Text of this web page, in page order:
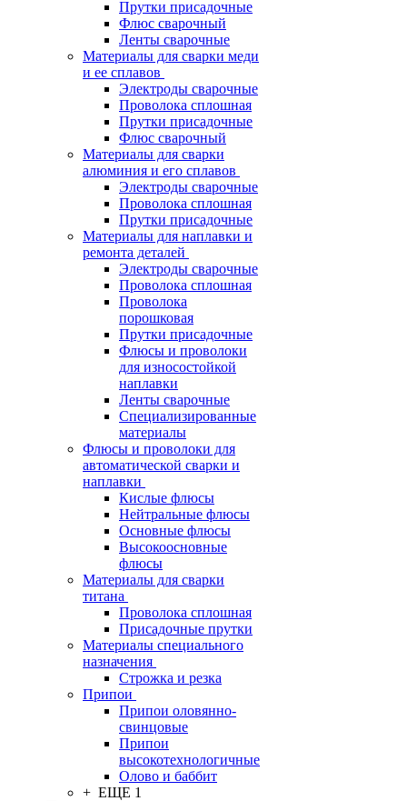
Прутки присадочные
Флюс сварочный
Ленты сварочные
Материалы для сварки меди
и ее сплавов
Электроды сварочные
Проволока сплошная
Прутки присадочные
Флюс сварочный
Материалы для сварки
алюминия и его сплавов
Электроды сварочные
Проволока сплошная
Прутки присадочные
Материалы для наплавки и
ремонта деталей
Электроды сварочные
Проволока сплошная
Проволока
порошковая
Прутки присадочные
Флюсы и проволоки
для износостойкой
наплавки
Ленты сварочные
Специализированные
материалы
Флюсы и проволоки для
автоматической сварки и
наплавки
Кислые флюсы
Нейтральные флюсы
Основные флюсы
Высокоосновные
флюсы
Материалы для сварки
титана
Проволока сплошная
Присадочные прутки
Материалы специального
назначения
Строжка и резка
Припои
Припои оловянно-
свинцовые
Припои
высокотехнологичные
Олово и баббит
+ ЕЩЕ 1